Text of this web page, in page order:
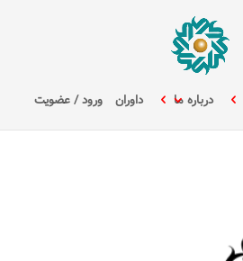
درباره ما داوران ورود / عضویت